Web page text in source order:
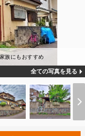
族にもおすすめ
全ての写真を見る